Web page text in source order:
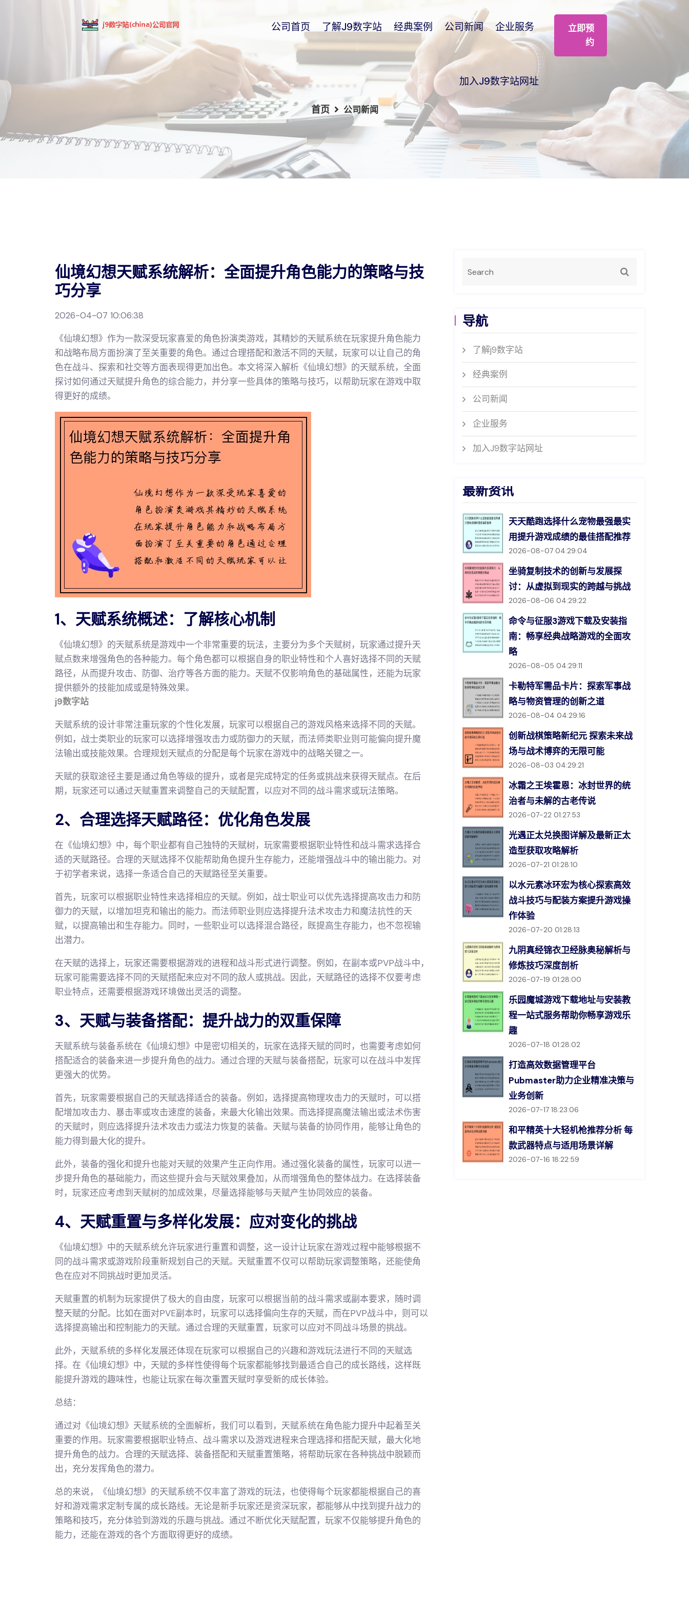
公司首页 了解j9数字站 经典案例 公司新闻 企业服务
加入J9数字站网址
立即预
约
首页 公司新闻
仙境幻想天赋系统解析：全面提升角色能力的策略与技
巧分享
2026-04-07 10:06:38
《仙境幻想》作为一款深受玩家喜爱的角色扮演类游戏，其精妙的天赋系统在玩家提升角色能力
和战略布局方面扮演了至关重要的角色。通过合理搭配和激活不同的天赋，玩家可以让自己的角
色在战斗、探索和社交等方面表现得更加出色。本文将深入解析《仙境幻想》的天赋系统，全面
探讨如何通过天赋提升角色的综合能力，并分享一些具体的策略与技巧，以帮助玩家在游戏中取
得更好的成绩。
1、天赋系统概述：了解核心机制
《仙境幻想》的天赋系统是游戏中一个非常重要的玩法，主要分为多个天赋树，玩家通过提升天
赋点数来增强角色的各种能力。每个角色都可以根据自身的职业特性和个人喜好选择不同的天赋
路径，从而提升攻击、防御、治疗等各方面的能力。天赋不仅影响角色的基础属性，还能为玩家
提供额外的技能加成或是特殊效果。
j9数字站
天赋系统的设计非常注重玩家的个性化发展，玩家可以根据自己的游戏风格来选择不同的天赋。
例如，战士类职业的玩家可以选择增强攻击力或防御力的天赋，而法师类职业则可能偏向提升魔
法输出或技能效果。合理规划天赋点的分配是每个玩家在游戏中的战略关键之一。
天赋的获取途径主要是通过角色等级的提升，或者是完成特定的任务或挑战来获得天赋点。在后
期，玩家还可以通过天赋重置来调整自己的天赋配置，以应对不同的战斗需求或玩法策略。
2、合理选择天赋路径：优化角色发展
在《仙境幻想》中，每个职业都有自己独特的天赋树，玩家需要根据职业特性和战斗需求选择合
适的天赋路径。合理的天赋选择不仅能帮助角色提升生存能力，还能增强战斗中的输出能力。对
于初学者来说，选择一条适合自己的天赋路径至关重要。
首先，玩家可以根据职业特性来选择相应的天赋。例如，战士职业可以优先选择提高攻击力和防
御力的天赋，以增加坦克和输出的能力。而法师职业则应选择提升法术攻击力和魔法抗性的天
赋，以提高输出和生存能力。同时，一些职业可以选择混合路径，既提高生存能力，也不忽视输
出潜力。
在天赋的选择上，玩家还需要根据游戏的进程和战斗形式进行调整。例如，在副本或PVP战斗中，
玩家可能需要选择不同的天赋搭配来应对不同的敌人或挑战。因此，天赋路径的选择不仅要考虑
职业特点，还需要根据游戏环境做出灵活的调整。
3、天赋与装备搭配：提升战力的双重保障
天赋系统与装备系统在《仙境幻想》中是密切相关的，玩家在选择天赋的同时，也需要考虑如何
搭配适合的装备来进一步提升角色的战力。通过合理的天赋与装备搭配，玩家可以在战斗中发挥
更强大的优势。
首先，玩家需要根据自己的天赋选择适合的装备。例如，选择提高物理攻击力的天赋时，可以搭
配增加攻击力、暴击率或攻击速度的装备，来最大化输出效果。而选择提高魔法输出或法术伤害
的天赋时，则应选择提升法术攻击力或法力恢复的装备。天赋与装备的协同作用，能够让角色的
能力得到最大化的提升。
此外，装备的强化和提升也能对天赋的效果产生正向作用。通过强化装备的属性，玩家可以进一
步提升角色的基础能力，而这些提升会与天赋效果叠加，从而增强角色的整体战力。在选择装备
时，玩家还应考虑到天赋树的加成效果，尽量选择能够与天赋产生协同效应的装备。
4、天赋重置与多样化发展：应对变化的挑战
《仙境幻想》中的天赋系统允许玩家进行重置和调整，这一设计让玩家在游戏过程中能够根据不
同的战斗需求或游戏阶段重新规划自己的天赋。天赋重置不仅可以帮助玩家调整策略，还能使角
色在应对不同挑战时更加灵活。
天赋重置的机制为玩家提供了极大的自由度，玩家可以根据当前的战斗需求或副本要求，随时调
整天赋的分配。比如在面对PVE副本时，玩家可以选择偏向生存的天赋，而在PVP战斗中，则可以
选择提高输出和控制能力的天赋。通过合理的天赋重置，玩家可以应对不同战斗场景的挑战。
此外，天赋系统的多样化发展还体现在玩家可以根据自己的兴趣和游戏玩法进行不同的天赋选
择。在《仙境幻想》中，天赋的多样性使得每个玩家都能够找到最适合自己的成长路线，这样既
能提升游戏的趣味性，也能让玩家在每次重置天赋时享受新的成长体验。
总结：
通过对《仙境幻想》天赋系统的全面解析，我们可以看到，天赋系统在角色能力提升中起着至关
重要的作用。玩家需要根据职业特点、战斗需求以及游戏进程来合理选择和搭配天赋，最大化地
提升角色的战力。合理的天赋选择、装备搭配和天赋重置策略，将帮助玩家在各种挑战中脱颖而
出，充分发挥角色的潜力。
总的来说，《仙境幻想》的天赋系统不仅丰富了游戏的玩法，也使得每个玩家都能根据自己的喜
好和游戏需求定制专属的成长路线。无论是新手玩家还是资深玩家，都能够从中找到提升战力的
策略和技巧，充分体验到游戏的乐趣与挑战。通过不断优化天赋配置，玩家不仅能够提升角色的
能力，还能在游戏的各个方面取得更好的成绩。
导航
了解j9数字站
经典案例
公司新闻
企业服务
加入J9数字站网址
最新资讯
天天酷跑选择什么宠物最强最实
用提升游戏成绩的最佳搭配推荐
2026-08-07 04:29:04
坐骑复制技术的创新与发展探
讨：从虚拟到现实的跨越与挑战
2026-08-06 04:29:22
命令与征服3游戏下载及安装指
南：畅享经典战略游戏的全面攻
略
2026-08-05 04:29:11
卡勒特军需品卡片：探索军事战
略与物资管理的创新之道
2026-08-04 04:29:16
创新战棋策略新纪元 探索未来战
场与战术博弈的无限可能
2026-08-03 04:29:21
冰霜之王埃霍恩：冰封世界的统
治者与未解的古老传说
2026-07-22 01:27:53
光遇正太兑换图详解及最新正太
造型获取攻略解析
2026-07-21 01:28:10
以水元素冰环宏为核心探索高效
战斗技巧与配装方案提升游戏操
作体验
2026-07-20 01:28:13
九阴真经锦衣卫经脉奥秘解析与
修炼技巧深度剖析
2026-07-19 01:28:00
乐园魔城游戏下载地址与安装教
程一站式服务帮助你畅享游戏乐
趣
2026-07-18 01:28:02
打造高效数据管理平台
Pubmaster助力企业精准决策与
业务创新
2026-07-17 18:23:06
和平精英十大轻机枪推荐分析 每
款武器特点与适用场景详解
2026-07-16 18:22:59